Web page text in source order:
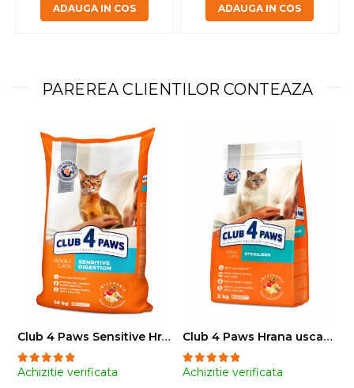
ADAUGA IN COS ADAUGA IN COS
PAREREA CLIENTILOR CONTEAZA
Club 4 Paws Sensitive Hrana uscata pisici adulte, 14kg
Achizitie verificata
Club 4 Paws Hrana uscata pisici sterilizate, 2kg
Achizitie verificata